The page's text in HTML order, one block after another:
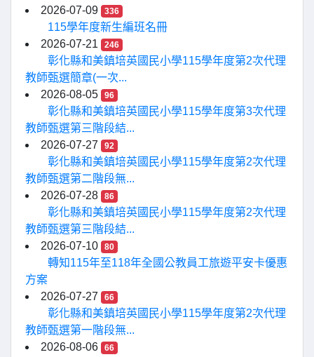
2026-07-09
336
115學年度新生編班名冊
2026-07-21
246
彰化縣和美鎮培英國民小學115學年度第2次代理
教師甄選簡章(一次...
2026-08-05
96
彰化縣和美鎮培英國民小學115學年度第3次代理
教師甄選第三階段結...
2026-07-27
92
彰化縣和美鎮培英國民小學115學年度第2次代理
教師甄選第二階段無...
2026-07-28
86
彰化縣和美鎮培英國民小學115學年度第2次代理
教師甄選第三階段結...
2026-07-10
80
轉知115年至118年全國公教員工旅遊平安卡優惠
方案
2026-07-27
66
彰化縣和美鎮培英國民小學115學年度第2次代理
教師甄選第一階段無...
2026-08-06
66